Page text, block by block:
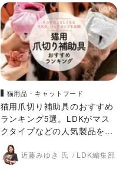
猫用品・キャットフード
猫用爪切り補助具のおすすめ
ランキング5選。LDKがマス
クタイプなどの人気製品を比
較
近藤みゆき 氏 LDK編集部